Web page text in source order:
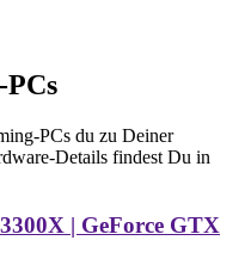
PCs du zu Deiner
Details findest Du in
| GeForce GTX